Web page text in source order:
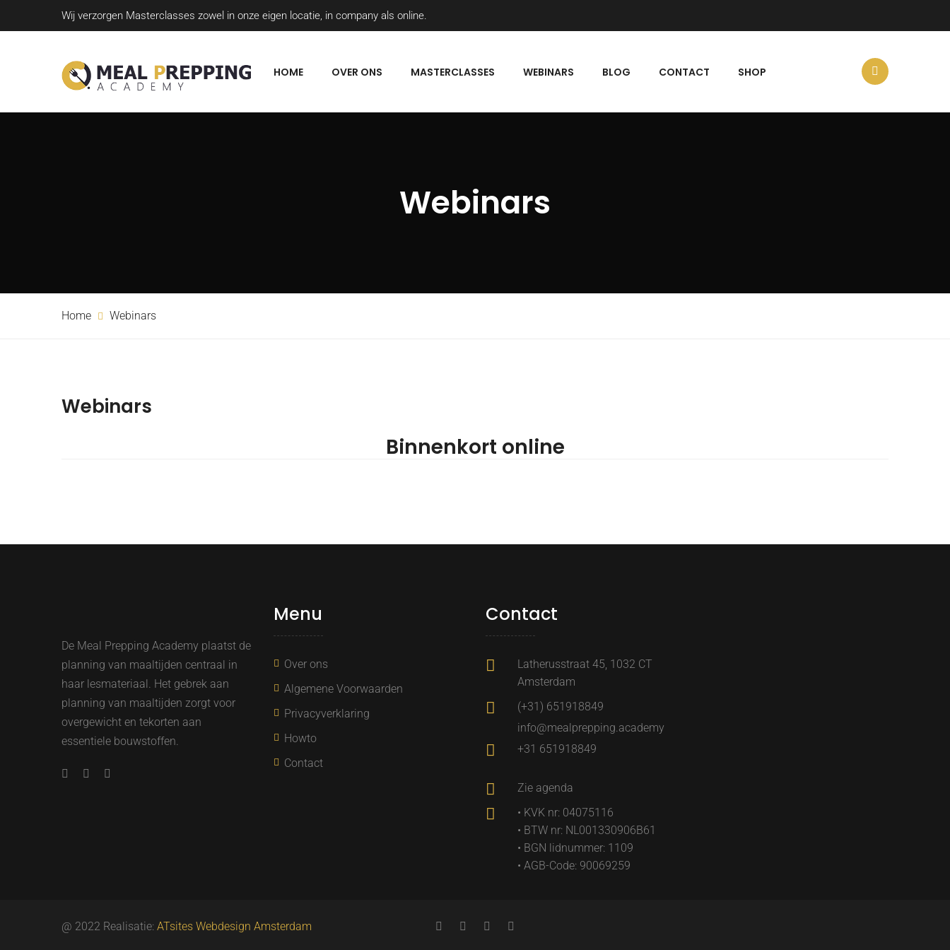
Wij verzorgen Masterclasses zowel in onze eigen locatie, in company als online.
HOME OVER ONS MASTERCLASSES WEBINARS BLOG CONTACT SHOP
Webinars
Home Webinars
Webinars
Binnenkort online
De Meal Prepping Academy plaatst de
planning van maaltijden centraal in
haar lesmateriaal. Het gebrek aan
planning van maaltijden zorgt voor
overgewicht en tekorten aan
essentiele bouwstoffen.
Menu
Over ons
Algemene Voorwaarden
Privacyverklaring
Howto
Contact
Contact
Latherusstraat 45, 1032 CT
Amsterdam
(+31) 651918849
info@mealprepping.academy
+31 651918849
Zie agenda
• KVK nr: 04075116
• BTW nr: NL001330906B61
• BGN lidnummer: 1109
• AGB-Code: 90069259
@ 2022 Realisatie: ATsites Webdesign Amsterdam